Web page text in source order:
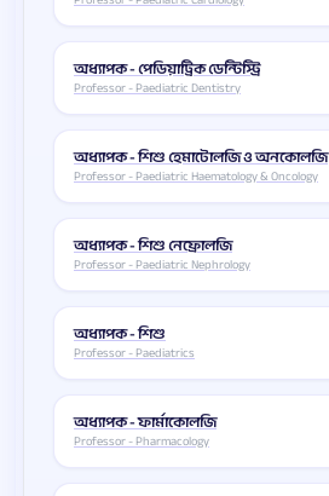
অধ্যাপক - পেডিয়াট্রিক ডেন্টিস্ট্রি
Professor - Paediatric Dentistry
অধ্যাপক - শিশু হেমাটোলজি ও অনকোলজি
Professor - Paediatric Haematology & Oncology
অধ্যাপক - শিশু নেফ্রোলজি
Professor - Paediatric Nephrology
অধ্যাপক - শিশু
Professor - Paediatrics
অধ্যাপক - ফার্মাকোলজি
Professor - Pharmacology